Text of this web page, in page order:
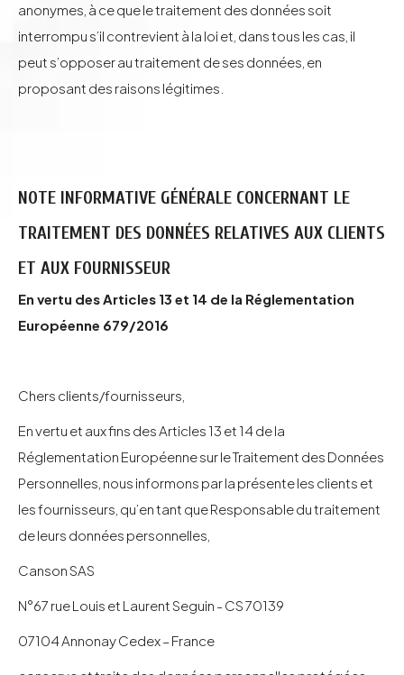
anonymes, à ce que le traitement des données soit
interrompu s’il contrevient à la loi et, dans tous les cas, il
peut s’opposer au traitement de ses données, en
proposant des raisons légitimes.
NOTE INFORMATIVE GÉNÉRALE CONCERNANT LE
TRAITEMENT DES DONNÉES RELATIVES AUX CLIENTS
ET AUX FOURNISSEUR
En vertu des Articles 13 et 14 de la Réglementation
Européenne 679/2016
Chers clients/fournisseurs,
En vertu et aux fins des Articles 13 et 14 de la
Réglementation Européenne sur le Traitement des Données
Personnelles, nous informons par la présente les clients et
les fournisseurs, qu’en tant que Responsable du traitement
de leurs données personnelles,
Canson SAS
N°67 rue Louis et Laurent Seguin - CS 70139
07104 Annonay Cedex – France